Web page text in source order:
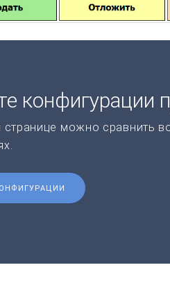
конфигурации
странице можно сравнить